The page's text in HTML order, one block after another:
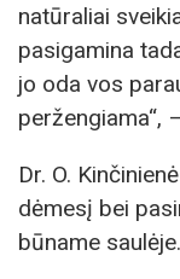
natūraliai
pasigamina
jo oda vos
peržengiama“,
Dr. O.
dėmesį bei
būname saulėje.